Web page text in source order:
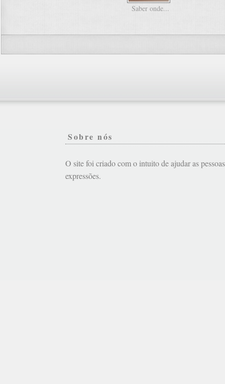
Saber onde...
Sobre nós
O site foi criado com o intuito de ajudar as
expressões.